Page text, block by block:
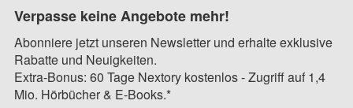
Verpasse keine Angebote mehr!
Abonniere jetzt unseren Newsletter und erhalte exklusive
Rabatte und Neuigkeiten.
Extra-Bonus: 60 Tage Nextory kostenlos - Zugriff auf 1,4
Mio. Hörbücher & E-Books.*